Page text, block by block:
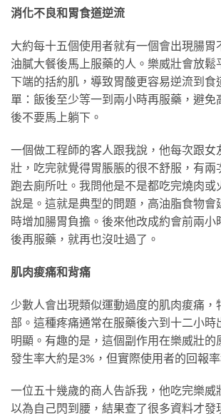
消化不良和胃食道逆流
大約每十五個使用者就有一個會出現腸胃
油膩大餐後馬上服藥的人。樂威壯會放鬆
下端的括約肌，導致胃酸更容易逆流到食
單：飯後至少等一到兩小時再服藥，避免
後不要馬上躺下。
一個做工程師的客人跟我說，他每次跟女
壯，吃完就覺得胃脹脹的很不舒服，有兩
跑去廁所吐。我問他是不是都吃完燒肉或
說是。這就是典型的問題，高油脂食物會
時增加腸胃負擔。後來他改成約會前兩小
後再服藥，就再也沒吐過了。
肌肉痠痛和背痛
少數人會出現類似運動過度的肌肉痠痛，
部。這種疼痛通常在服藥後六到十二小時
明顯。有趣的是，這個副作用在樂威壯的
發生率大約是3%，但實際使用者的回報
一位五十幾歲的商人告訴我，他吃完樂威
以為自己閃到腰，結果查了很多資料才發